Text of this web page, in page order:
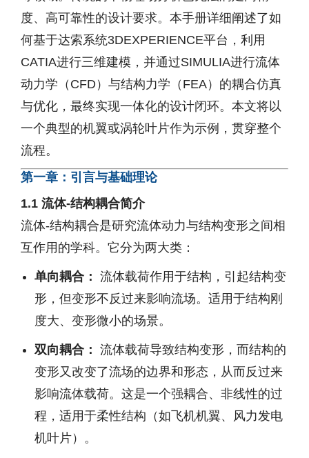
度、高可靠性的设计要求。本手册详细阐述了如
何基于达索系统3DEXPERIENCE平台，利用
CATIA进行三维建模，并通过SIMULIA进行流体
动力学（CFD）与结构力学（FEA）的耦合仿真
与优化，最终实现一体化的设计闭环。本文将以
一个典型的机翼或涡轮叶片作为示例，贯穿整个
流程。
第一章：引言与基础理论
1.1 流体-结构耦合简介
流体-结构耦合是研究流体动力与结构变形之间相
互作用的学科。它分为两大类：
单向耦合： 流体载荷作用于结构，引起结构变
形，但变形不反过来影响流场。适用于结构刚
度大、变形微小的场景。
双向耦合： 流体载荷导致结构变形，而结构的
变形又改变了流场的边界和形态，从而反过来
影响流体载荷。这是一个强耦合、非线性的过
程，适用于柔性结构（如飞机机翼、风力发电
机叶片）。